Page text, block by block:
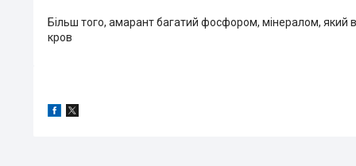
Більш того, амарант багатий фосфором, мінералом, який
кров